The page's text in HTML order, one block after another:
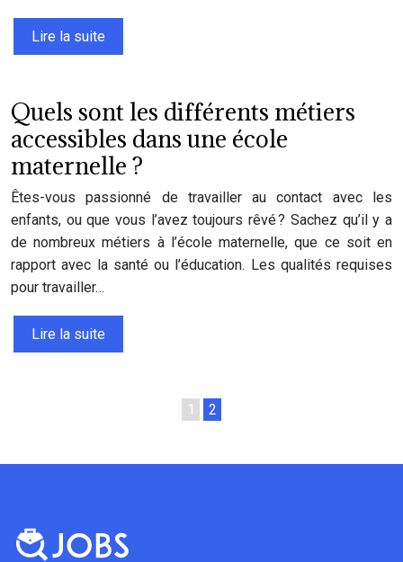
Lire la suite
Quels sont les différents métiers
accessibles dans une école
maternelle ?
Êtes-vous passionné de travailler au contact avec les
enfants, ou que vous l’avez toujours rêvé ? Sachez qu’il y a
de nombreux métiers à l’école maternelle, que ce soit en
rapport avec la santé ou l’éducation. Les qualités requises
pour travailler…
Lire la suite
1 2